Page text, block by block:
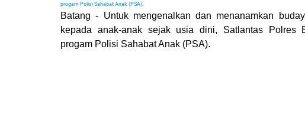
progam Polisi Sahabat Anak (PSA).
Batang - Untuk mengenalkan dan menanamkan
kepada anak-anak sejak usia dini, Satlantas Polres
progam Polisi Sahabat Anak (PSA).